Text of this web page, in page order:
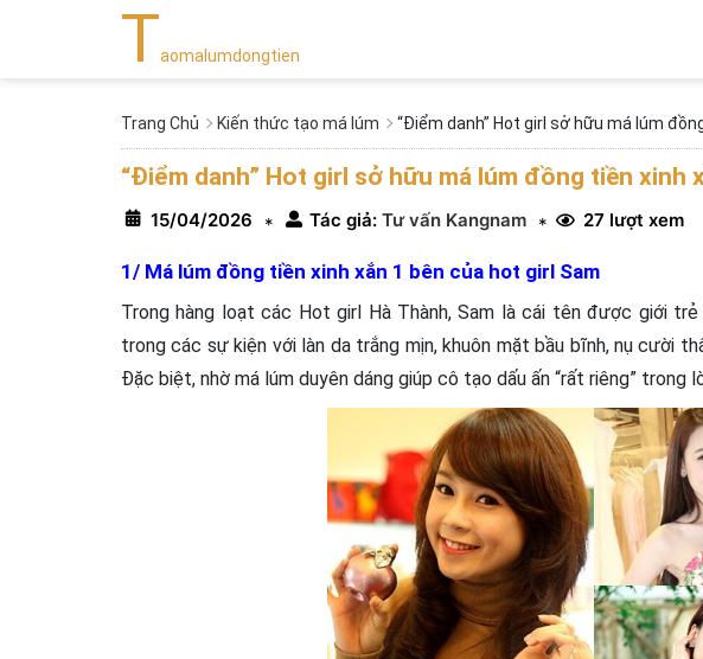
Taomalumdongtien
Trang Chủ Kiến thức tạo má lúm “Điểm danh” Hot girl sở hữu má lúm
“Điểm danh” Hot girl sở hữu má lúm đồng tiền xinh
15/04/2026 * Tác giả: Tư vấn Kangnam * 27 lượt xem
1/ Má lúm đồng tiền xinh xắn 1 bên của hot girl Sam
Trong hàng loạt các Hot girl Hà Thành, Sam là cái tên được giới
trong các sự kiện với làn da trắng mịn, khuôn mặt bầu bĩnh, nụ cười
Đặc biệt, nhờ má lúm duyên dáng giúp cô tạo dấu ấn “rất riêng” trong